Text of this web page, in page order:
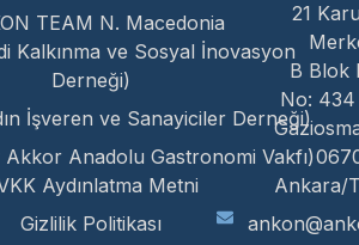
TEAM N. Macedonia
Kalkınma ve Sosyal İnovasyon
Derneği)
İşveren ve Sanayiciler Derneği)
Akkor Anadolu Gastronomi Vakfı)
Aydınlatma Metni
Gizlilik Politikası
21
B Blok
No: 434
Ankara/